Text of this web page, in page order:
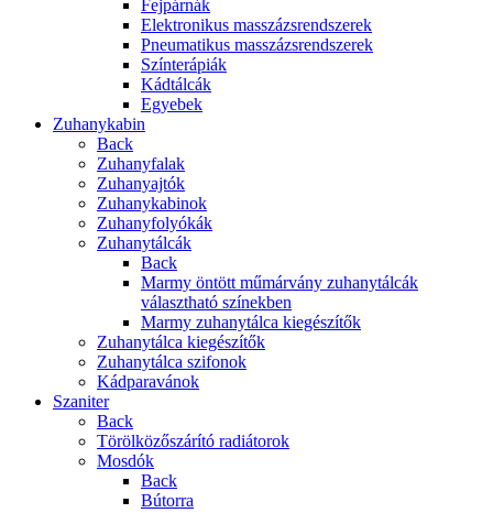
Fejpárnák
Elektronikus masszázsrendszerek
Pneumatikus masszázsrendszerek
Színterápiák
Kádtálcák
Egyebek
Zuhanykabin
Back
Zuhanyfalak
Zuhanyajtók
Zuhanykabinok
Zuhanyfolyókák
Zuhanytálcák
Back
Marmy öntött műmárvány zuhanytálcák
választható színekben
Marmy zuhanytálca kiegészítők
Zuhanytálca kiegészítők
Zuhanytálca szifonok
Kádparavánok
Szaniter
Back
Törölközőszárító radiátorok
Mosdók
Back
Bútorra